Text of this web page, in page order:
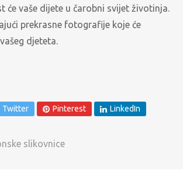
će vaše dijete u čarobni svijet životinja.
prekrasne fotografije koje će
djeteta.
Twitter Pinterest LinkedIn
slikovnice